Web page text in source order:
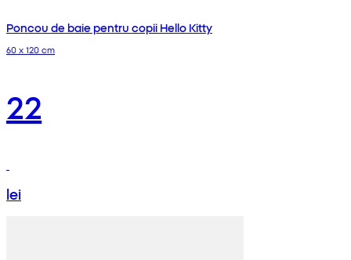
Poncou de baie pentru copii Hello Kitty
60 x 120 cm
22
lei